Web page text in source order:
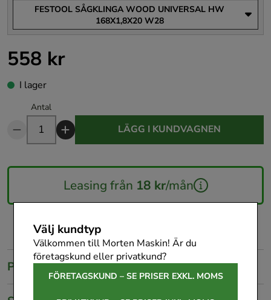
Välj kundtyp
Välkommen till Morten Maskin! Är du
företagskund eller privatkund?
FÖRETAGSKUND – SE PRISER EXKL. MOMS
FESTOOL SÅGKLINGA WOOD UNIVERSAL HW
168X1,8X20 W28
Pris:558 kr
558 kr
I lager
Antal
LÄGG I KUNDVAGNEN
Leasing från 18 kr/mån
Produktbeskrivning